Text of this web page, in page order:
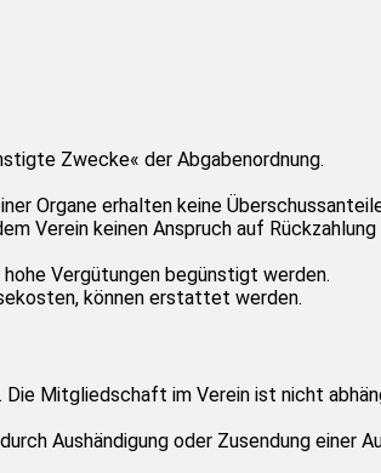
Zwecke« der Abgabenordnung.
Organe erhalten keine
Verein keinen Anspruch auf
Vergütungen begünstigt werden.
können erstattet werden.
Mitgliedschaft im Verein ist nicht
Aushändigung oder Zusendung einer